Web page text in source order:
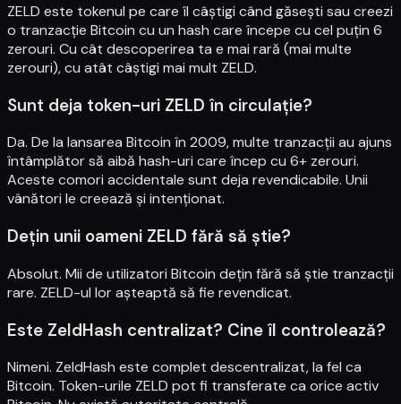
ZELD este tokenul pe care îl câștigi când găsești sau creezi
o tranzacție Bitcoin cu un hash care începe cu cel puțin 6
zerouri. Cu cât descoperirea ta e mai rară (mai multe
zerouri), cu atât câștigi mai mult ZELD.
Sunt deja token-uri ZELD în circulație?
Da. De la lansarea Bitcoin în 2009, multe tranzacții au ajuns
întâmplător să aibă hash-uri care încep cu 6+ zerouri.
Aceste comori accidentale sunt deja revendicabile. Unii
vânători le creează și intenționat.
Dețin unii oameni ZELD fără să știe?
Absolut. Mii de utilizatori Bitcoin dețin fără să știe tranzacții
rare. ZELD-ul lor așteaptă să fie revendicat.
Este ZeldHash centralizat? Cine îl controlează?
Nimeni. ZeldHash este complet descentralizat, la fel ca
Bitcoin. Token-urile ZELD pot fi transferate ca orice activ